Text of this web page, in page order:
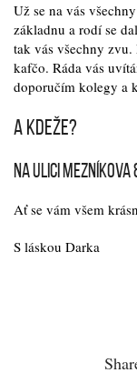
Už se na vás
základnu a rodí se
tak vás všechny
kafčo. Ráda vás
doporučím kolegy a
A KDEŽE?
na ulici
Ať se vám všem
S láskou Darka